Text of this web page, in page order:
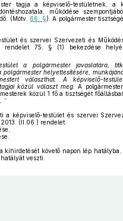
tagja a képviselő-testületnek, a
működése
(Mötv. 66. §). A polgármester
és szervei Szervezeti és
rendelet 75. § (1) bekezdése
a polgármester javaslatára,
polgármester helyettesítésére,
választhat. A képviselő-
közül választ meg.
A
közül 1 fő a tisztségét
”
a képviselő-testület és szervei
(II.06.) rendelet
kihirdetését követő napon lép
veszti.